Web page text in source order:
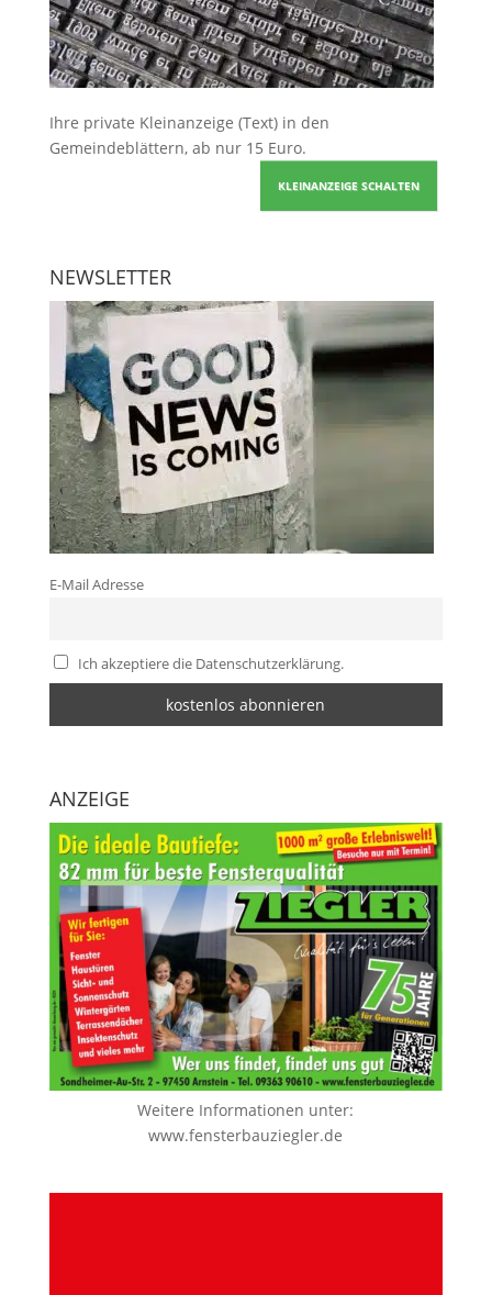
Ihre private Kleinanzeige (Text) in den
Gemeindeblättern, ab nur 15 Euro.
KLEINANZEIGE SCHALTEN
NEWSLETTER
E-Mail Adresse
Ich akzeptiere die Datenschutzerklärung.
ANZEIGE
Weitere Informationen unter:
www.fensterbauziegler.de